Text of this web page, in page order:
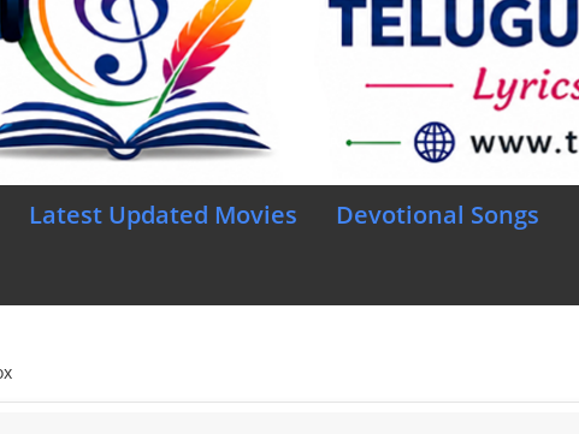
Latest Updated Movies Devotional Songs